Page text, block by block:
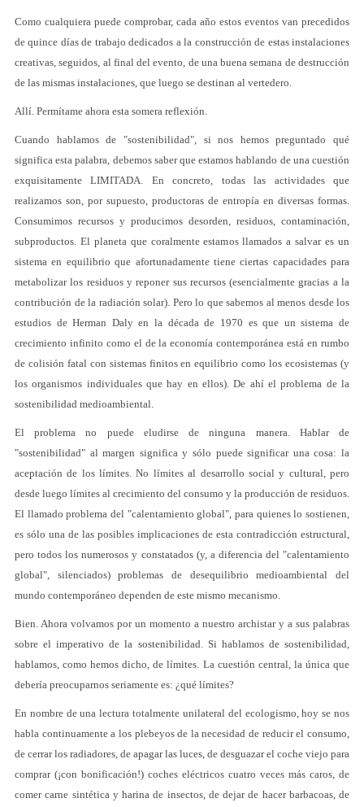
Como cualquiera puede comprobar, cada año estos eventos van precedidos
de quince días de trabajo dedicados a la construcción de estas instalaciones
creativas, seguidos, al final del evento, de una buena semana de destrucción
de las mismas instalaciones, que luego se destinan al vertedero.
Allí. Permítame ahora esta somera reflexión.
Cuando hablamos de "sostenibilidad", si nos hemos preguntado qué
significa esta palabra, debemos saber que estamos hablando de una cuestión
exquisitamente LIMITADA. En concreto, todas las actividades que
realizamos son, por supuesto, productoras de entropía en diversas formas.
Consumimos recursos y producimos desorden, residuos, contaminación,
subproductos. El planeta que coralmente estamos llamados a salvar es un
sistema en equilibrio que afortunadamente tiene ciertas capacidades para
metabolizar los residuos y reponer sus recursos (esencialmente gracias a la
contribución de la radiación solar). Pero lo que sabemos al menos desde los
estudios de Herman Daly en la década de 1970 es que un sistema de
crecimiento infinito como el de la economía contemporánea está en rumbo
de colisión fatal con sistemas finitos en equilibrio como los ecosistemas (y
los organismos individuales que hay en ellos). De ahí el problema de la
sostenibilidad medioambiental.
El problema no puede eludirse de ninguna manera. Hablar de
"sostenibilidad" al margen significa y sólo puede significar una cosa: la
aceptación de los límites. No límites al desarrollo social y cultural, pero
desde luego límites al crecimiento del consumo y la producción de residuos.
El llamado problema del "calentamiento global", para quienes lo sostienen,
es sólo una de las posibles implicaciones de esta contradicción estructural,
pero todos los numerosos y constatados (y, a diferencia del "calentamiento
global", silenciados) problemas de desequilibrio medioambiental del
mundo contemporáneo dependen de este mismo mecanismo.
Bien. Ahora volvamos por un momento a nuestro archistar y a sus palabras
sobre el imperativo de la sostenibilidad. Si hablamos de sostenibilidad,
hablamos, como hemos dicho, de límites. La cuestión central, la única que
debería preocuparnos seriamente es: ¿qué límites?
En nombre de una lectura totalmente unilateral del ecologismo, hoy se nos
habla continuamente a los plebeyos de la necesidad de reducir el consumo,
de cerrar los radiadores, de apagar las luces, de desguazar el coche viejo para
comprar (¡con bonificación!) coches eléctricos cuatro veces más caros, de
comer carne sintética y harina de insectos, de dejar de hacer barbacoas, de